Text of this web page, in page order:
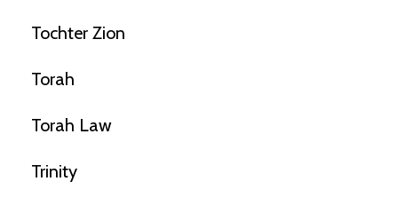
Tochter Zion
Torah
Torah Law
Trinity